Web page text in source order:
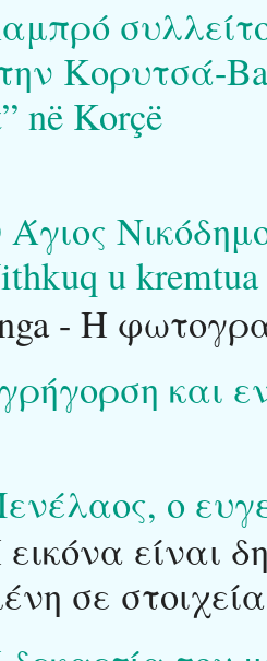
Κορυτσά-
në Korçë
u
- Η
και
ο
είναι
σε